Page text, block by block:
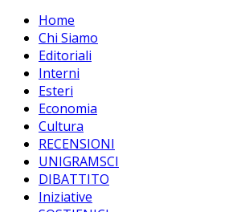
Home
Chi Siamo
Editoriali
Interni
Esteri
Economia
Cultura
RECENSIONI
UNIGRAMSCI
DIBATTITO
Iniziative